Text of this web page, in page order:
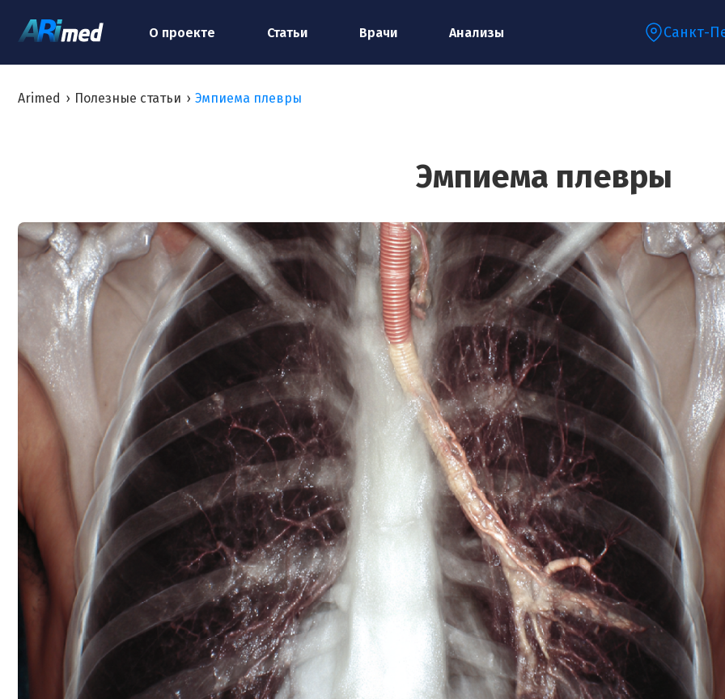
О проекте Статьи Врачи Анализы Санкт-
Arimed › Полезные статьи › Эмпиема плевры
Эмпиема плевры
Ваш телефон:*
Ваш e-mail:*
Я согласен наобработку моих персональных данных